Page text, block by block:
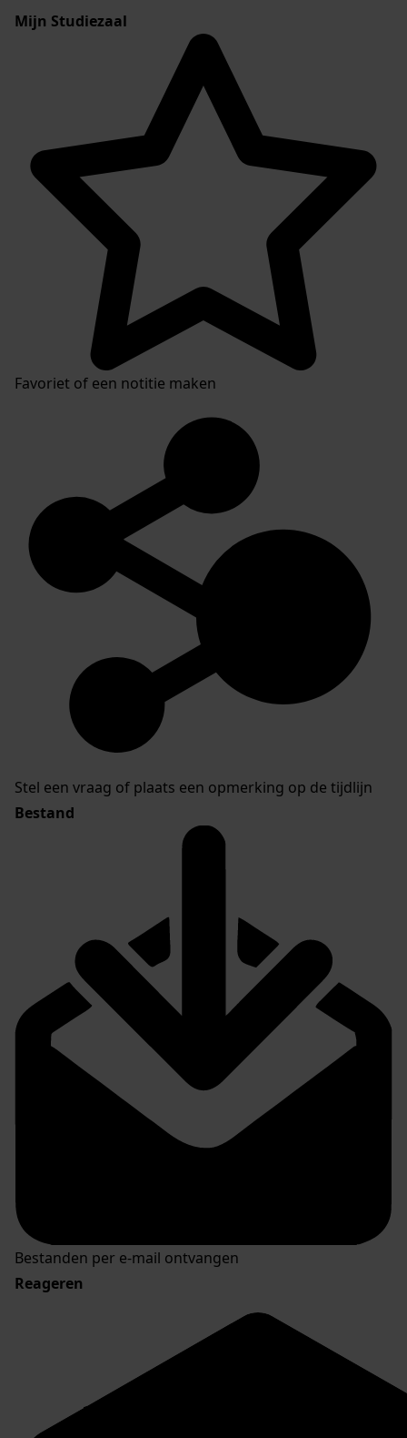
Mijn Studiezaal
Favoriet of een notitie maken
Stel een vraag of plaats een opmerking op de tijdlijn
Bestand
Bestanden per e-mail ontvangen
Reageren